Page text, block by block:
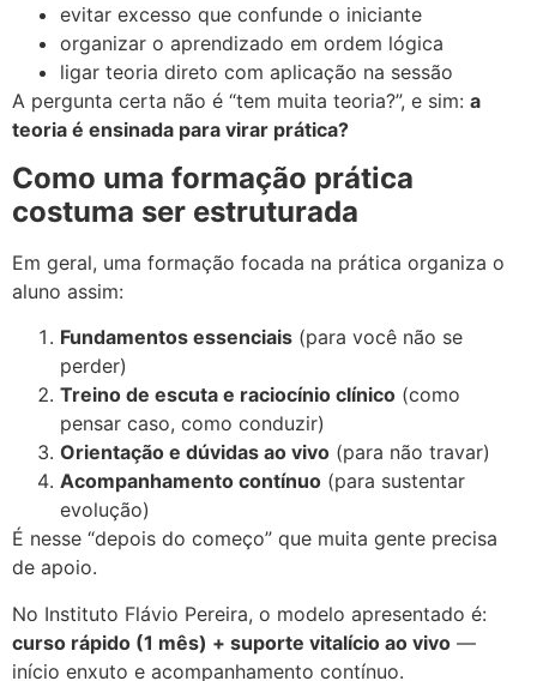
evitar excesso que confunde o iniciante
organizar o aprendizado em ordem lógica
ligar teoria direto com aplicação na sessão
A pergunta certa não é “tem muita teoria?”, e sim: a
teoria é ensinada para virar prática?
Como uma formação prática
costuma ser estruturada
Em geral, uma formação focada na prática organiza o
aluno assim:
Fundamentos essenciais (para você não se
perder)
Treino de escuta e raciocínio clínico (como
pensar caso, como conduzir)
Orientação e dúvidas ao vivo (para não travar)
Acompanhamento contínuo (para sustentar
evolução)
É nesse “depois do começo” que muita gente precisa
de apoio.
No Instituto Flávio Pereira, o modelo apresentado é:
curso rápido (1 mês) + suporte vitalício ao vivo —
início enxuto e acompanhamento contínuo.